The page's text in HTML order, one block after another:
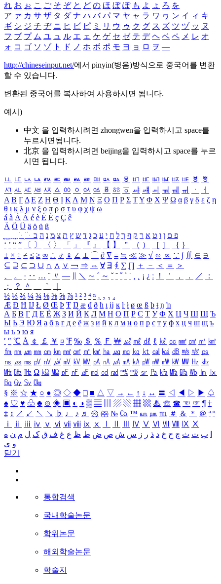
れ お ぉ こ ご そ ぞ と ど の ほ ぼ ぽ も よ ょ ろ を
ア ァ カ サ ザ タ ダ ナ ハ バ パ マ ヤ ャ ラ ワ ヮ ン イ ィ キ
ギ シ ジ チ ヂ ニ ヒ ビ ピ ミ リ ウ ゥ ク グ ス ズ ツ ヅ ッ ヌ
フ ブ プ ム ユ ュ ル エ ェ ケ ゲ セ ゼ テ デ ヘ ベ ペ メ レ オ
ォ コ ゴ ソ ゾ ト ド ノ ホ ボ ポ モ ヨ ョ ロ ヲ ―
http://chineseinput.net/에서 pinyin(병음)방식으로 중국어를 변환
할 수 있습니다.
변환된 중국어를 복사하여 사용하시면 됩니다.
예시)
中文 을 입력하시려면 zhongwen을 입력하시고 space를
누르시면됩니다.
北京 을 입력하시려면 beijing을 입력하시고 space를 누르
시면 됩니다.
ㅥ ㅦ ㅧ ㅨ ㅩ ㅪ ㅫ ㅬ ㅭ ㅮ ㅯ ㅰ ㅱ ㅲ ㅳ ㅴ ㅵ ㅶ ㅷ ㅸ
ㅹ
ㅺ ㅻ ㅼ ㅽ ㅾ ㅿ ㆀ ㆁ ㆂ ㆃ ㆄ ㆅ ㆆ ㆇ ㆈ ㆉ ㆊ ㆋ ㆌ ㆍ
ㆎ
Α Β ΓΔ Ε Ζ Η Θ Ι ΚΛ Μ Ν Ξ Ο Π Ρ Σ ΤΥ Φ Χ Ψ Ω α β γ δ ε ζ η
θ ι κ λ μ ν ξ ο π ρ σ τ υ φ χ ψ ω
á à Á À é è É È ç Ç ê
Ä Ö Ü ä ö ü ß
ִֶֹ ֻּ ׁׂ פ ם ן ו ט א ר ק ף ך ל ח י ע כ ג ד ש ץ ת צ מ נ ה ב
‘ ’ “ ” 〔 〕 〈 〉 「 」 『 』 【 】 ＂ （ ） ［ ］ ｛ ｝
± × ÷ ≠ ≤ ≥ ∞ ∴ ♂ ♀ ∠ ⊥ ⌒ ∂ ∇ ≡ ≒ ≪ ≫ √ ∽ ∝ ∵ ∫ ∬ ∈ ∋
⊆ ⊇ ⊂ ⊃ ∪ ∩ ∧ ∨ ￢ ⇒ ⇔ ∀ ∃ ∮ ∑ ∏ ＋ － ＜ ＝
＞
、
。 · ‥ … ¨ 〃 ― ＼ ∼ ´ ～ ˇ ˘ ˝ ˚ ˙ ¸ ¡ ¿ ː ！ ＇ ， ． ／
：
；
？ ＾ ｀
½ ⅓ ⅔ ¼ ¾ ⅛ ⅜ ⅝ ⅞ ¹ ² ³ ⁴ ⁿ ₁ ₂ ₃ ₄
Æ Ð Ħ Ĳ Ł Ø Œ Þ Ŧ Ŋ æ đ ð ħ ı ĳ ĸ ŀ ł ø œ ß þ ŧ ŋ ŉ
А Б В Г Д Е Ё Ж З И Й К Л М Н О П Р С Т У Ф Х Ц Ч Ш Щ Ъ
Ы Ь Э Ю Я а б в г д е ё ж з и й к л м н о п р с т у ф х ц ч ш щ ъ
ы ь э ю я
′ ″ ℃ Å ￠ ￡ ￥ ¤ ℉ ‰ ＄ ％ Ｆ ￦ ㎕ ㎖ ㎗ ℓ ㎘ ㏄ ㎣ ㎤ ㎥ ㎦
㎙ ㎚ ㎛ ㎜ ㎝ ㎞ ㎟ ㎠ ㎡ ㎢ ㏊ ㎍ ㎎ ㎏ ㏏ ㎈ ㎉ ㏈ ㎧ ㎨ ㎰
㎱ ㎲ ㎳ ㎴ ㎵ ㎶ ㎷ ㎸ ㎹ ㎀ ㎁ ㎂ ㎃ ㎄ ㎺ ㎻ ㎽ ㎾ ㎿ ㎐ ㎑
㎒ ㎓ ㎔ Ω ㏀ ㏁ ㎊ ㎋ ㎌ ㏖ ㏅ ㎭ ㎮ ㎯ ㏛ ㎩ ㎪ ㎫ ㎬ ㏝ ㏐
㏓
㏃ ㏉ ㏜ ㏆
§ ※ ☆ ★ ○ ● ◎ ◇ ◆ □ ■ △ ▽ → ← ↑ ↓ ↔ 〓 ◁ ◀ ▷ ▶ ♤
♠ ♡ ♥ ♧ ♣ ⊙ ◈ ▣ ◐ ◑ ▒ ▤ ▨ ▧ ▦ ▩ ♨ ☏ ☎ ☜ ☞ ¶ †
‡ ↕ ↗ ↙ ↖ ↘ ♭ ♩ ♪ ♬ ㉿ ㈜ № ㏇ ™ ㏂ ㏘ ℡ ＃ ＆ ＊ ＠ ª º
ⅰ
ⅱ ⅲ ⅳ ⅴ ⅵ ⅶ ⅷ ⅸ ⅹ Ⅳ Ⅴ Ⅵ Ⅶ Ⅷ Ⅸ Ⅹ
ب ت ث ج ح خ د ذ ر ز س ش ص ض ط ظ ع غ ف ق ک ل م ن ه
و ی
닫기
통합검색
국내학술논문
학위논문
해외학술논문
학술지